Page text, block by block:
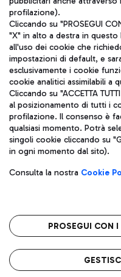
Aeroporti di Roma S.p.A. -
coordinamento di Mundys
Codice fiscale e Registro
IVA 06572251004
Capitale sociale
Sede legale: Via Pier Paolo
telefono +39 06 65951
Privacy policy
profilazione).
Cliccando su "PROSEGUI
"X" in alto a destra in
all'uso dei cookie che
impostazioni di default, e
esclusivamente i cookie
cookie analitici assimilabili a
Cliccando su "ACCETTA
al posizionamento di tutti i
profilazione. Il consenso è
qualsiasi momento. Potrà
singoli cookie cliccando su
in ogni momento dal sito).
Consulta la nostra Cookie
PROSEGUI CON